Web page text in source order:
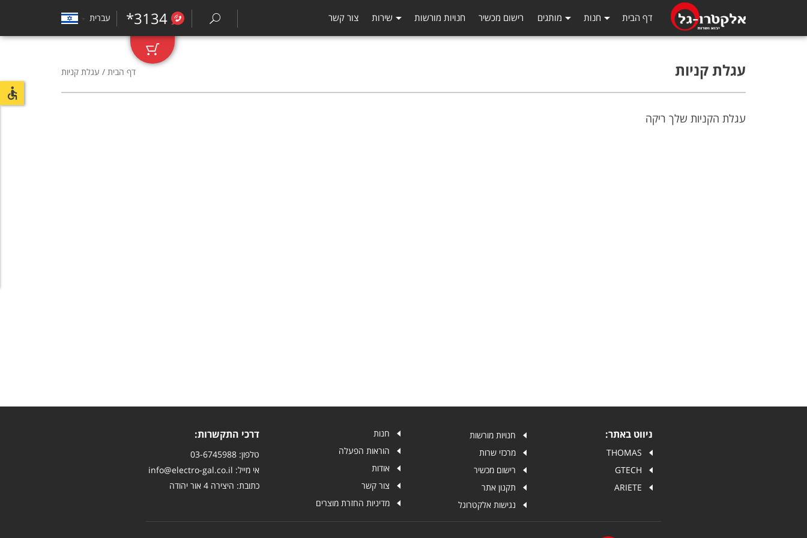
דף הבית חנות מותגים רישום מכשיר חנויות מורשות שירות צור קשר עברית *3134
₪0
עגלת קניות דף הבית / עגלת קניות
עגלת הקניות שלך ריקה
ניווט באתר:
THOMAS
GTECH
ARIETE
חנויות מורשות
מרכזי שרות
רישום מכשיר
תקנון אתר
נגישות אלקטרוגל
חנות
הוראות הפעלה
אודות
צור קשר
מדיניות החזרת מוצרים
דרכי התקשרות:
טלפון: 03-6745988
אי מייל: info@electro-gal.co.il
כתובת: היצירה 4 אור יהודה